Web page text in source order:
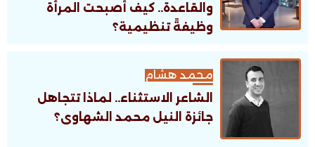
والقاعدة.. كيف أصبحت المرأة
وظيفةً تنظيمية؟
محمد هشام
الشاعر الاستثناء.. لماذا تتجاهل
جائزة النيل محمد الشهاوى؟